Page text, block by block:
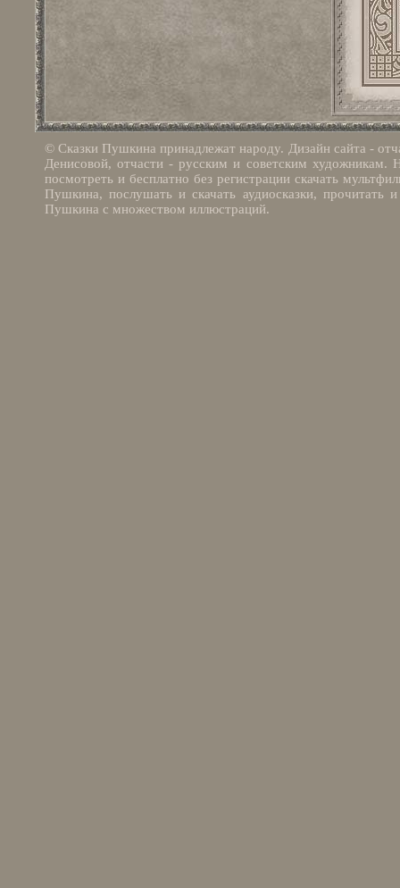
© Сказки Пушкина принадлежат народу. Дизайн сайта -
Денисовой, отчасти - русским и советским художникам.
посмотреть и бесплатно без регистрации скачать
Пушкина, послушать и скачать аудиосказки, прочитать и
Пушкина с множеством иллюстраций.